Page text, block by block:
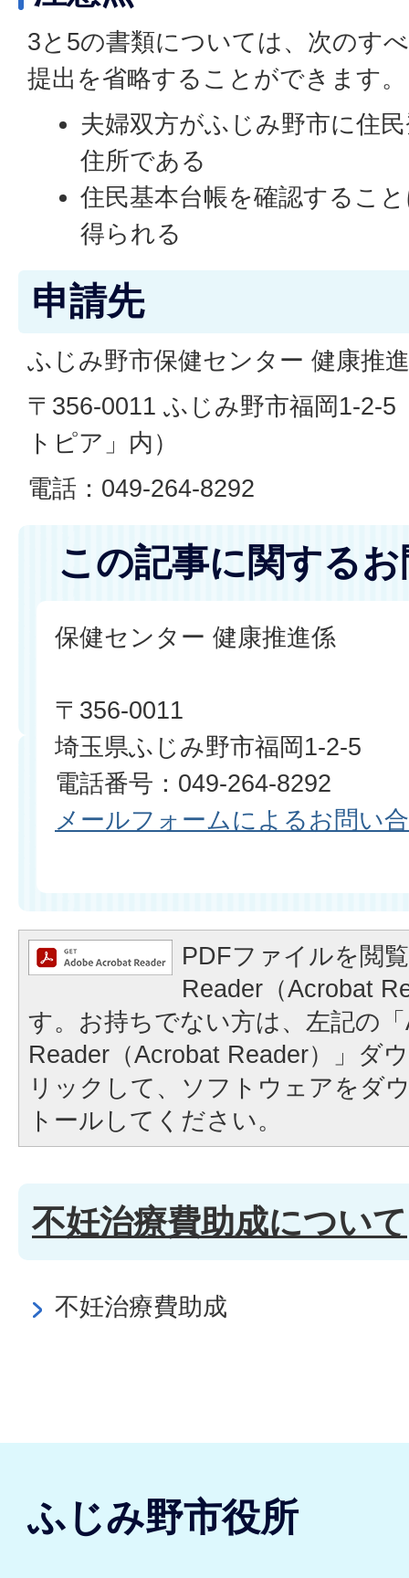
3と5の書類については、次のす
提出を省略することができます。
夫婦双方がふじみ野市に住
住所である
住民基本台帳を確認するこ
得られる
申請先
ふじみ野市保健センター 健康推
〒356-0011 ふじみ野市福岡1-2-
トピア」内）
電話：049-264-8292
この記事に関する
保健センター 健康推進係
〒356-0011
埼玉県ふじみ野市福岡1-2-5
電話番号：049-264-8292
メールフォームによるお問い
PDFファイルを閲
Reader（Acrobat
す。お持ちでない方は、左記の
Reader（Acrobat Reader）」ダ
リックして、ソフトウェアをダ
トールしてください。
不妊治療費助成について
不妊治療費助成
ふじみ野市役所